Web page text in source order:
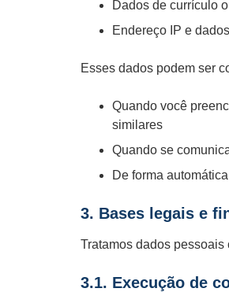
Dados de currículo
Endereço IP e
Esses dados podem ser
Quando você
similares
Quando se
De forma
3. Bases legais e
Tratamos dados
3.1. Execução de